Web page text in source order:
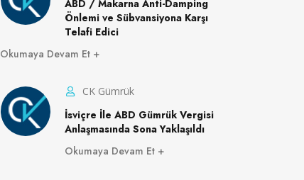
ABD / Makarna Anti-Damping
Önlemi ve Sübvansiyona Karşı
Telafi Edici
Okumaya Devam Et
CK Gümrük
İsviçre İle ABD Gümrük Vergisi
Anlaşmasında Sona Yaklaşıldı
Okumaya Devam Et